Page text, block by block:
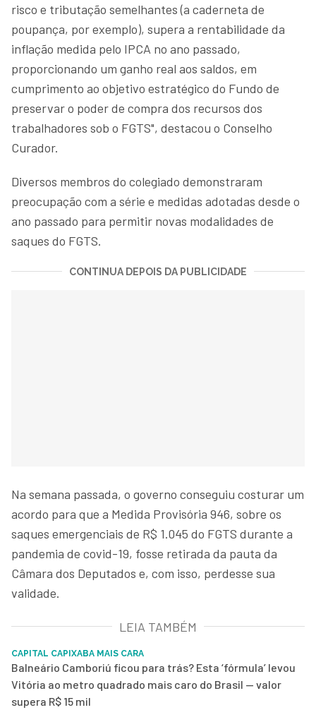
risco e tributação semelhantes (a caderneta de
poupança, por exemplo), supera a rentabilidade da
inflação medida pelo IPCA no ano passado,
proporcionando um ganho real aos saldos, em
cumprimento ao objetivo estratégico do Fundo de
preservar o poder de compra dos recursos dos
trabalhadores sob o FGTS", destacou o Conselho
Curador.
Diversos membros do colegiado demonstraram
preocupação com a série e medidas adotadas desde o
ano passado para permitir novas modalidades de
saques do FGTS.
CONTINUA DEPOIS DA PUBLICIDADE
Na semana passada, o governo conseguiu costurar um
acordo para que a Medida Provisória 946, sobre os
saques emergenciais de R$ 1.045 do FGTS durante a
pandemia de covid-19, fosse retirada da pauta da
Câmara dos Deputados e, com isso, perdesse sua
validade.
LEIA TAMBÉM
CAPITAL CAPIXABA MAIS CARA
Balneário Camboriú ficou para trás? Esta ‘fórmula’ levou
Vitória ao metro quadrado mais caro do Brasil — valor
supera R$ 15 mil